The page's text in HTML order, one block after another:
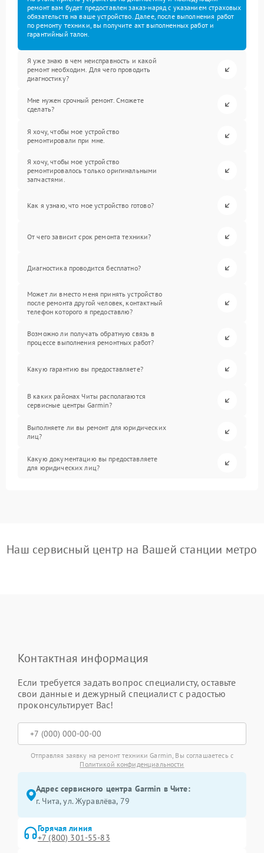
ремонт вам будет предоставлен заказ-наряд с указанием страховых
обязательств на ваше устройство. Далее, после выполнения работ
по ремонту техники, вы получите акт выполненных работ и
гарантийный талон.
Я уже знаю в чем неисправность и какой
ремонт необходим. Для чего проводить
диагностику?
Мне нужен срочный ремонт. Сможете
сделать?
Я хочу, чтобы мое устройство
ремонтировали при мне.
Я хочу, чтобы мое устройство
ремонтировалось только оригинальными
запчастями.
Как я узнаю, что мое устройство готово?
От чего зависит срок ремонта техники?
Диагностика проводится бесплатно?
Может ли вместо меня принять устройство
после ремонта другой человек, контактный
телефон которого я предоставлю?
Возможно ли получать обратную связь в
процессе выполнения ремонтных работ?
Какую гарантию вы предоставляете?
В каких районах Читы располагаются
сервисные центры Garmin?
Выполняете ли вы ремонт для юридических
лиц?
Какую документацию вы предоставляете
для юридических лиц?
Наш сервисный центр на Вашей станции метро
Контактная информация
Если требуется задать вопрос специалисту, оставьте
свои данные и дежурный специалист с радостью
проконсультирует Вас!
Отправляя заявку на ремонт техники Garmin, Вы соглашаетесь с
Политикой конфиденциальности
Адрес сервисного центра Garmin в Чите:
г. Чита, ул. Журавлёва, 79
Горячая линия
+7 (800) 301-55-83